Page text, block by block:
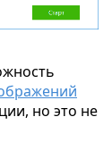
но это не